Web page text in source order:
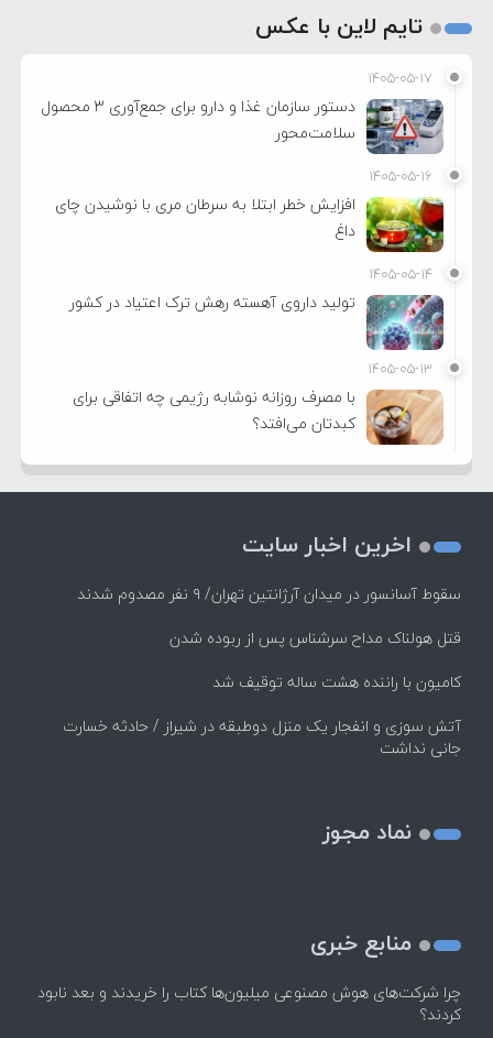
تایم لاین با عکس
۱۴۰۵-۰۵-۱۷
دستور سازمان غذا و دارو برای جمع‌آوری ۳ محصول
سلامت‌محور
۱۴۰۵-۰۵-۱۶
افزایش خطر ابتلا به سرطان مری با نوشیدن چای
داغ
۱۴۰۵-۰۵-۱۴
تولید داروی آهسته رهش ترک اعتیاد در کشور
۱۴۰۵-۰۵-۱۳
با مصرف روزانه نوشابه رژیمی چه اتفاقی برای
کبدتان می‌افتد؟
اخرین اخبار سایت
سقوط آسانسور در میدان آرژانتین تهران/ ۹ نفر مصدوم شدند
قتل هولناک مداح سرشناس پس از ربوده شدن
کامیون با راننده هشت ساله توقیف شد
آتش سوزی و انفجار یک منزل دوطبقه در شیراز / حادثه خسارت
جانی نداشت
نماد مجوز
منابع خبری
چرا شرکت‌های هوش مصنوعی میلیون‌ها کتاب را خریدند و بعد نابود
کردند؟